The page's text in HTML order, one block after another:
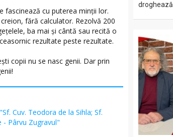
fascinează cu puterea minții lor.
fără calculator. Rezolvă 200
ba mai și cântă sau recită o
rezultate peste rezultate.
copii nu se nasc genii. Dar prin
"Sf. Cuv. Teodora de la Sihla; Sf.
- Pârvu Zugravul"